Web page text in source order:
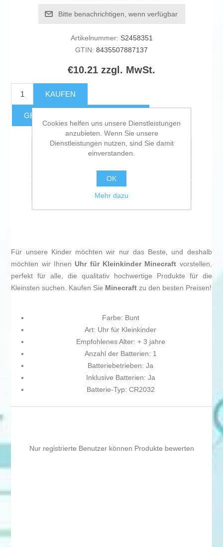
Bitte benachrichtigen, wenn verfügbar
Artikelnummer: S2458351
GTIN: 8435507887137
€10.21 zzgl. MwSt.
KAUFEN
GESCHÄTZTE FRACHTKOSTEN
Zur Wunschliste zugefügt
Für unsere Kinder möchten wir nur das Beste, und deshalb
möchten wir Ihnen Uhr für Kleinkinder Minecraft vorstellen,
perfekt für alle, die qualitativ hochwertige Produkte für die
Kleinsten suchen. Kaufen Sie Minecraft zu den besten Preisen!
Farbe: Bunt
Art: Uhr für Kleinkinder
Empfohlenes Alter: + 3 jahre
Anzahl der Batterien: 1
Batteriebetrieben: Ja
Inklusive Batterien: Ja
Batterie-Typ: CR2032
Nur registrierte Benutzer können Produkte bewerten
Cookies helfen uns unsere Dienstleistungen
anzubieten. Wenn Sie unsere
Dienstleistungen nutzen, sind Sie damit
einverstanden.
OK
Mehr dazu